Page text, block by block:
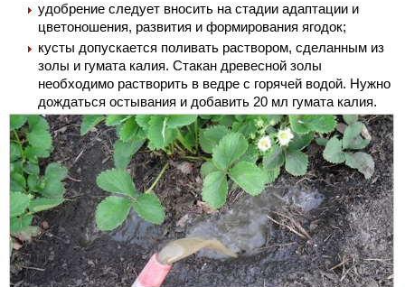
удобрение следует вносить на стадии адаптации и
цветоношения, развития и формирования ягодок;
кусты допускается поливать раствором, сделанным из
золы и гумата калия. Стакан древесной золы
необходимо растворить в ведре с горячей водой. Нужно
дождаться остывания и добавить 20 мл гумата калия.